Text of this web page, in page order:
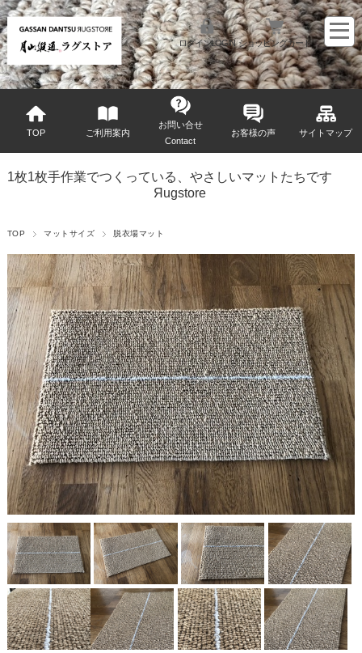
ログインLOGIN ショッピングカート
TOP ご利用案内
お問い合せ
Contact
お客様の声 サイトマップ
1枚1枚手作業でつくっている、やさしいマットたちです
Яugstore
TOP マットサイズ 脱衣場マット